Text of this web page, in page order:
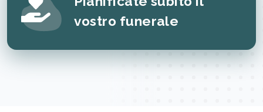
vostro funerale